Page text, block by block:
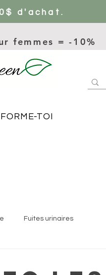
d'achat.
femmes = -10%
TOI
Fuites urinaires